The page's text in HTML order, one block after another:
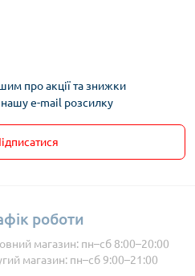
про акції та знижки
нашу e-mail розсилку
роботи
магазин: пн–сб 8:00–20:00
магазин: пн–сб 9:00–21:00